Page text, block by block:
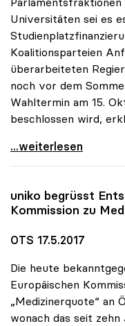
Universitäten sei es
Koalitionsparteien
überarbeiteten
noch vor dem
Wahltermin am 15.
beschlossen wird,
...weiterlesen
uniko begrüsst
Kommission zu
OTS 17.5.2017
Die heute
Europäischen
„Medizinerquote“ an
wonach das seit zehn